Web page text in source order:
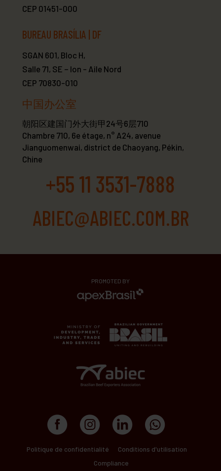
CEP 01451-000
BUREAU BRASÍLIA | DF
SGAN 601, Bloc H,
Salle 71, SE – Ion - Aile Nord
CEP 70830-010
中国办公室
朝阳区建国门外大街甲24号6层710
Chambre 710, 6e étage, n° A24, avenue
Jianguomenwai, district de Chaoyang, Pékin,
Chine
+55 11 3531-7888
ABIEC@ABIEC.COM.BR
PROMOTED BY
Politique de confidentialité
Conditions d'utilisation
Compliance